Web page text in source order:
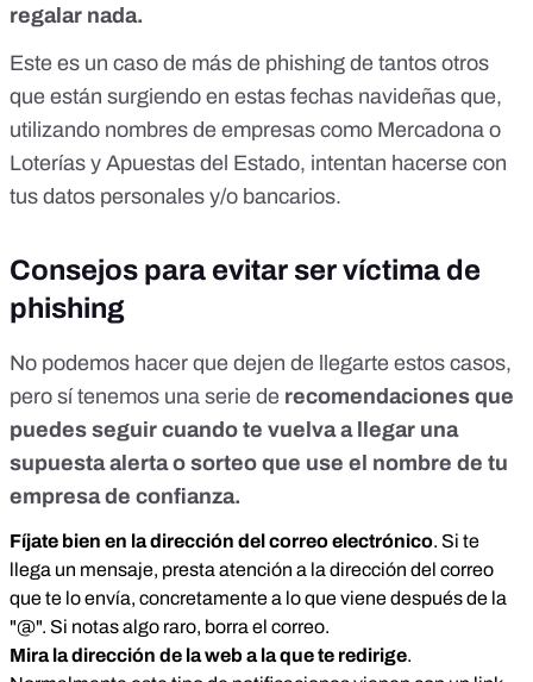
regalar nada.
Este es un caso de más de phishing de tantos otros
que están surgiendo en estas fechas navideñas que,
utilizando nombres de empresas como Mercadona o
Loterías y Apuestas del Estado, intentan hacerse con
tus datos personales y/o bancarios.
Consejos para evitar ser víctima de
phishing
No podemos hacer que dejen de llegarte estos casos,
pero sí tenemos una serie de recomendaciones que
puedes seguir cuando te vuelva a llegar una
supuesta alerta o sorteo que use el nombre de tu
empresa de confianza.
Fíjate bien en la dirección del correo electrónico. Si te
llega un mensaje, presta atención a la dirección del correo
que te lo envía, concretamente a lo que viene después de la
"@". Si notas algo raro, borra el correo.
Mira la dirección de la web a la que te redirige.